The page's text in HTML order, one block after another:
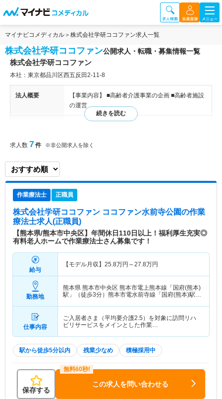
マイナビコメディカル 株式会社学研ココファン求人一覧
株式会社学研ココファン公開求人・転職・募集情報一覧
株式会社学研ココファン
本社：東京都品川区西五反田2-11-8
法人概要
【事業内容】 ■高齢者介護事業の企画 ■高齢者施設
の運営
し、在宅サービスも提供しています。特に高齢者住
実しており、各種研修を通じて品質向上を図ってい
求人数 7件 ※非公開求人を除く
作業療法士 正職員
株式会社学研ココファン ココファン水前寺公園の作業
療法士求人(正職員)
【熊本県/熊本市中央区】年間休日110日以上！福利厚生充実◎
有料老人ホームで作業療法士さん募集です！
給与
【モデル月収】 25.8万円～27.8万円
勤務地
熊本県 熊本市中央区 熊本市電上熊本線「国府(熊本)
駅」（徒歩3分）熊本市電水前寺線「国府(熊本)駅」
仕事内容
ご入居者さま（平均要介護2.5）を対象に訪問リハ
ビリサービスをメインとした作業…
駅から徒歩5分以内 残業少なめ 積極採用中
保存する
この求人を問い合わせる